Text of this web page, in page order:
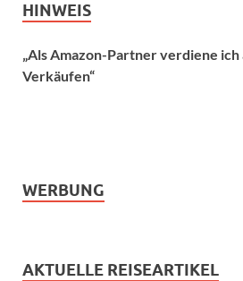
HINWEIS
„Als Amazon-Partner verdiene
Verkäufen“
WERBUNG
AKTUELLE REISEARTIKEL